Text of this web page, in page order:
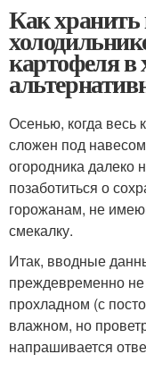
Как
картофеля в
Осенью, когда весь
сложен под
огородника далеко
позаботиться о
горожанам, не
смекалку.
Итак, вводные
преждевременно не
прохладном (с
влажном, но
напрашивается